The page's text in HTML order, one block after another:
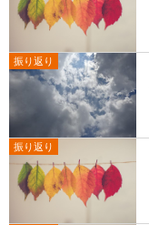
振り返り
振り返り